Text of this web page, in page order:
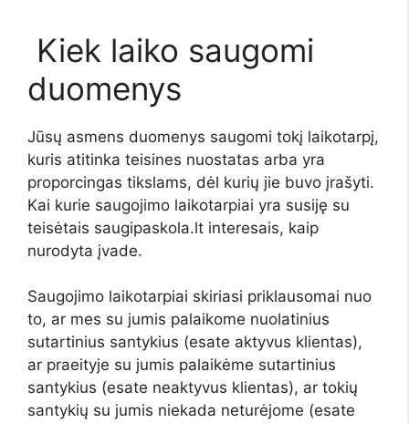
Kiek laiko saugomi
duomenys
Jūsų asmens duomenys saugomi tokį laikotarpį,
kuris atitinka teisines nuostatas arba yra
proporcingas tikslams, dėl kurių jie buvo įrašyti.
Kai kurie saugojimo laikotarpiai yra susiję su
teisėtais saugipaskola.lt interesais, kaip
nurodyta įvade.
Saugojimo laikotarpiai skiriasi priklausomai nuo
to, ar mes su jumis palaikome nuolatinius
sutartinius santykius (esate aktyvus klientas),
ar praeityje su jumis palaikėme sutartinius
santykius (esate neaktyvus klientas), ar tokių
santykių su jumis niekada neturėjome (esate